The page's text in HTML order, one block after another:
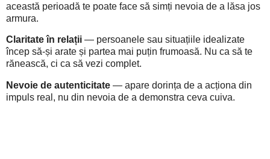
această perioadă te poate face să simți nevoia de a lăsa jos
armura.
Claritate în relații — persoanele sau situațiile idealizate
încep să-și arate și partea mai puțin frumoasă. Nu ca să te
rănească, ci ca să vezi complet.
Nevoie de autenticitate — apare dorința de a acționa din
impuls real, nu din nevoia de a demonstra ceva cuiva.